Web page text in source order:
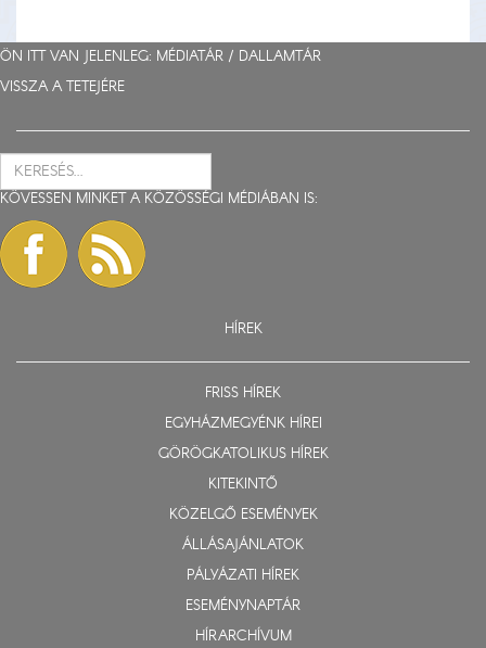
ÖN ITT VAN JELENLEG: MÉDIATÁR / DALLAMTÁR
VISSZA A TETEJÉRE
KÖVESSEN MINKET A KÖZÖSSÉGI MÉDIÁBAN IS:
HÍREK
FRISS HÍREK
EGYHÁZMEGYÉNK HÍREI
GÖRÖGKATOLIKUS HÍREK
KITEKINTŐ
KÖZELGŐ ESEMÉNYEK
ÁLLÁSAJÁNLATOK
PÁLYÁZATI HÍREK
ESEMÉNYNAPTÁR
HÍRARCHÍVUM